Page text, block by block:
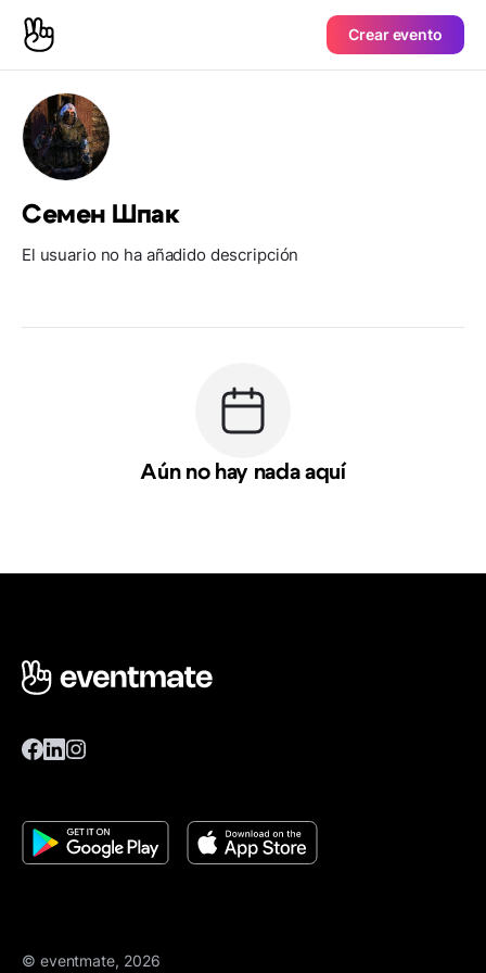
Crear evento
Семен Шпак
El usuario no ha añadido descripción
Aún no hay nada aquí
© eventmate, 2026